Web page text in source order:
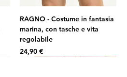
RAGNO - Costume in fantasia
marina, con tasche e vita
regolabile
Prezzo
24,90 €